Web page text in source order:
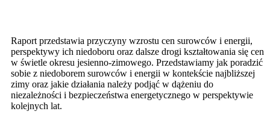
Raport przedstawia przyczyny wzrostu cen surowców i energii,
perspektywy ich niedoboru oraz dalsze drogi kształtowania się cen
w świetle okresu jesienno-zimowego. Przedstawiamy jak poradzić
sobie z niedoborem surowców i energii w kontekście najbliższej
zimy oraz jakie działania należy podjąć w dążeniu do
niezależności i bezpieczeństwa energetycznego w perspektywie
kolejnych lat.